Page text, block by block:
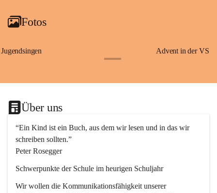
Fotos
Jugendsingen Advent in der VS
Über uns
“Ein Kind ist ein Buch, aus dem wir lesen und in das wir
schreiben sollten.”
Peter Rosegger
Schwerpunkte der Schule im heurigen Schuljahr
Wir wollen die Kommunikationsfähigkeit unserer